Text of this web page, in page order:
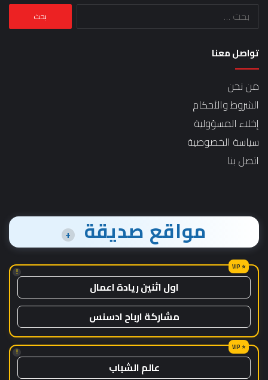
البحث
تواصل معنا
من نحن
الشروط والأحكام
إخلاء المسؤولية
سياسة الخصوصية
اتصل بنا
مواقع صديقة +
!
اول اثنين ريادة اعمال
مشاركة ارباح ادسنس
!
عالم الشباب